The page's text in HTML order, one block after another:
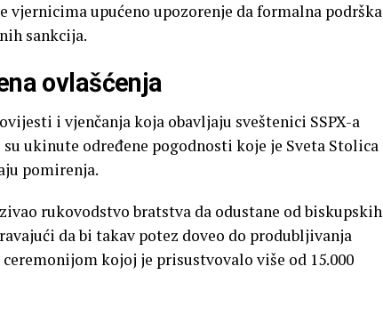
upućeno upozorenje da formalna podrška
sankcija.
ovlašćenja
i vjenčanja koja obavljaju sveštenici SSPX-a
ukinute određene pogodnosti koje je Sveta Stolica
pomirenja.
rukovodstvo bratstva da odustane od biskupskih
da bi takav potez doveo do produbljivanja
kojoj je prisustvovalo više od 15.000